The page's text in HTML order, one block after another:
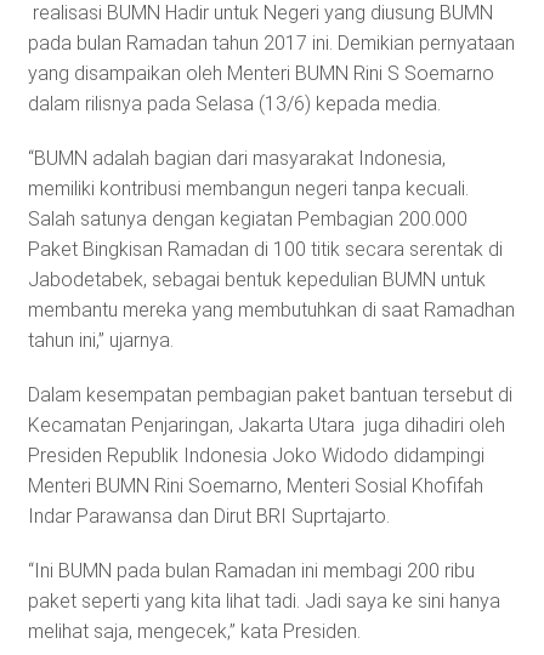
realisasi BUMN Hadir untuk Negeri yang diusung BUMN
pada bulan Ramadan tahun 2017 ini. Demikian pernyataan
yang disampaikan oleh Menteri BUMN Rini S Soemarno
dalam rilisnya pada Selasa (13/6) kepada media.
“BUMN adalah bagian dari masyarakat Indonesia,
memiliki kontribusi membangun negeri tanpa kecuali.
Salah satunya dengan kegiatan Pembagian 200.000
Paket Bingkisan Ramadan di 100 titik secara serentak di
Jabodetabek, sebagai bentuk kepedulian BUMN untuk
membantu mereka yang membutuhkan di saat Ramadhan
tahun ini,” ujarnya.
Dalam kesempatan pembagian paket bantuan tersebut di
Kecamatan Penjaringan, Jakarta Utara juga dihadiri oleh
Presiden Republik Indonesia Joko Widodo didampingi
Menteri BUMN Rini Soemarno, Menteri Sosial Khofifah
Indar Parawansa dan Dirut BRI Suprtajarto.
“Ini BUMN pada bulan Ramadan ini membagi 200 ribu
paket seperti yang kita lihat tadi. Jadi saya ke sini hanya
melihat saja, mengecek,” kata Presiden.